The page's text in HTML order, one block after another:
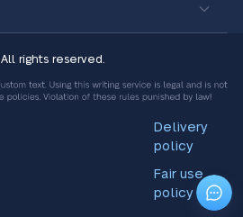
All rights reserved.
Delivery
policy
Fair use
policy